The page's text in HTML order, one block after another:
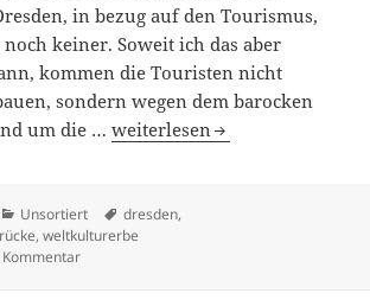
in bezug auf den Tourismus,
keiner. Soweit ich das aber
kommen die Touristen nicht
sondern wegen dem barocken
um die …25/06/2009
weiterlesen
Kategorien
Unsortiert Schlagwörter
dresden,
,weltkulturerbe
zu 25/06/2009